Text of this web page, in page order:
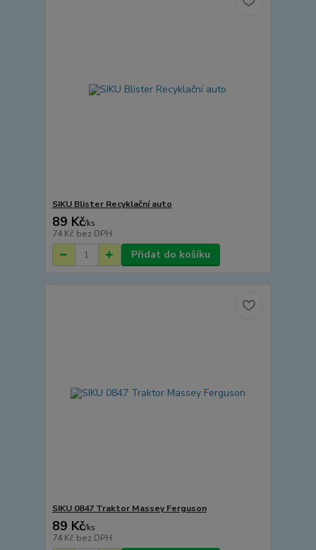
SIKU Blister Recyklační auto
89 Kč/ks
74 Kč bez DPH
Přidat do košíku
SIKU 0847 Traktor Massey Ferguson
89 Kč/ks
74 Kč bez DPH